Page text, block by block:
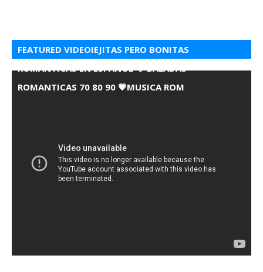
FEATURED VIDEOIEJITAS PERO BONITAS
ROMANTICAS EN ESPANOL 💘 BALADAS
ROMANTICAS 70 80 90 💗MUSICA ROM